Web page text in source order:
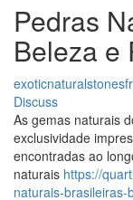
Pedras
Beleza e
Discuss
As gemas naturais
exclusividade
encontradas ao
naturais https://
naturais-